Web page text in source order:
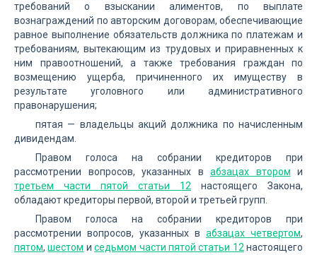
требований о взыскании алиментов, по выплате
вознаграждений по авторским договорам, обеспечивающие
равное выполнение обязательств должника по платежам и
требованиям, вытекающим из трудовых и приравненных к
ним правоотношений, а также требования граждан по
возмещению ущерба, причиненного их имуществу в
результате уголовного или административного
правонарушения;
пятая — владельцы акций должника по начисленным
дивидендам.
Правом голоса на собрании кредиторов при
рассмотрении вопросов, указанных в абзацах втором и
третьем части пятой статьи 12 настоящего Закона,
обладают кредиторы первой, второй и третьей групп.
Правом голоса на собрании кредиторов при
рассмотрении вопросов, указанных в абзацах четвертом,
пятом,шестом иседьмом части пятой статьи 12 настоящего